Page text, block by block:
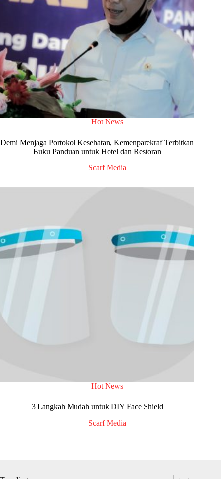
Hot News
Demi Menjaga Portokol Kesehatan, Kemenparekraf Terbitkan
Buku Panduan untuk Hotel dan Restoran
Scarf Media
Hot News
3 Langkah Mudah untuk DIY Face Shield
Scarf Media